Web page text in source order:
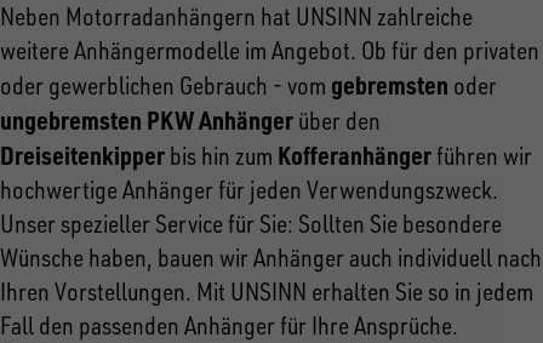
Neben Motorradanhängern hat UNSINN zahlreiche
weitere Anhängermodelle im Angebot. Ob für den privaten
oder gewerblichen Gebrauch - vom gebremsten oder
ungebremsten PKW Anhänger über den
Dreiseitenkipper bis hin zum Kofferanhänger führen wir
hochwertige Anhänger für jeden Verwendungszweck.
Unser spezieller Service für Sie: Sollten Sie besondere
Wünsche haben, bauen wir Anhänger auch individuell nach
Ihren Vorstellungen. Mit UNSINN erhalten Sie so in jedem
Fall den passenden Anhänger für Ihre Ansprüche.